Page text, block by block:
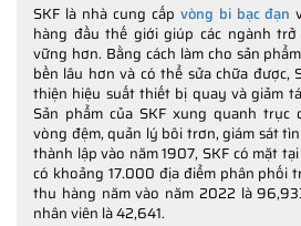
góp giúp NGOCANH.COM hoàn thiện
hàng.
THÔNG TIN HỮU ÍCH NÊN
MUA HÀNG
SKF là nhà cung cấp vòng bi bạc đạn
hàng đầu thế giới giúp các ngành
vững hơn. Bằng cách làm cho sản
bền lâu hơn và có thể sửa chữa được,
thiện hiệu suất thiết bị quay và giảm
Sản phẩm của SKF xung quanh
vòng đệm, quản lý bôi trơn, giám sát
thành lập vào năm 1907, SKF có mặt
có khoảng 17.000 địa điểm phân phối
thu hàng năm vào năm 2022 là
nhân viên là 42,641.